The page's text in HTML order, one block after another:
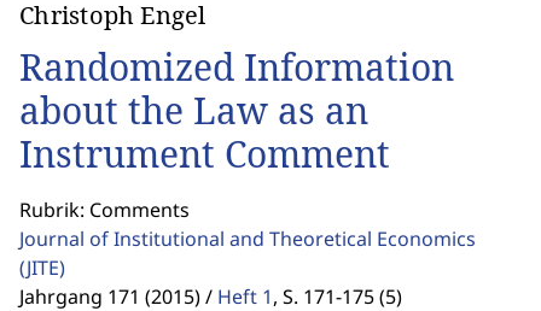
Christoph Engel
Randomized Information
about the Law as an
Instrument Comment
Rubrik: Comments
Journal of Institutional and Theoretical Economics
(JITE)
Jahrgang 171 (2015) / Heft 1, S. 171-175 (5)